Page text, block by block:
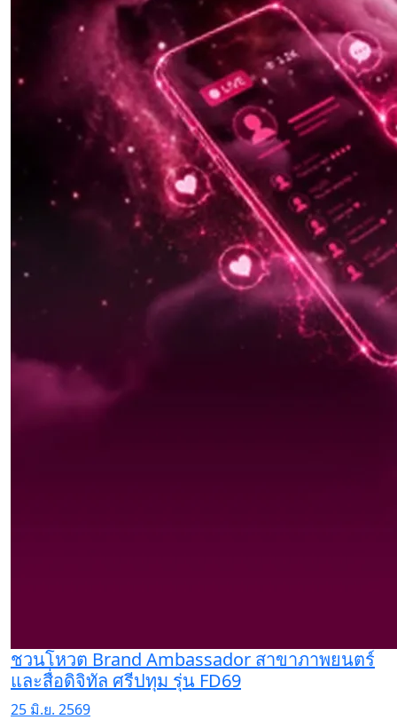
ชวนโหวต Brand Ambassador สาขาภาพยนตร์
และสื่อดิจิทัล ศรีปทุม รุ่น FD69
25 มิ.ย. 2569